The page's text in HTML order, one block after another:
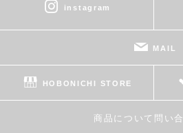
instagram
MAIL
HOBONICHI STORE
商品について問い